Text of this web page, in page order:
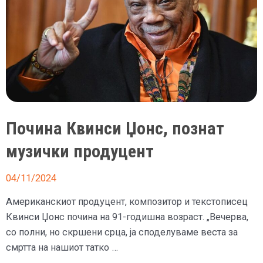
Почина Квинси Џонс, познат
музички продуцент
04/11/2024
Американскиот продуцент, композитор и текстописец
Квинси Џонс почина на 91-годишна возраст. „Вечерва,
со полни, но скршени срца, ја споделуваме веста за
смртта на нашиот татко …